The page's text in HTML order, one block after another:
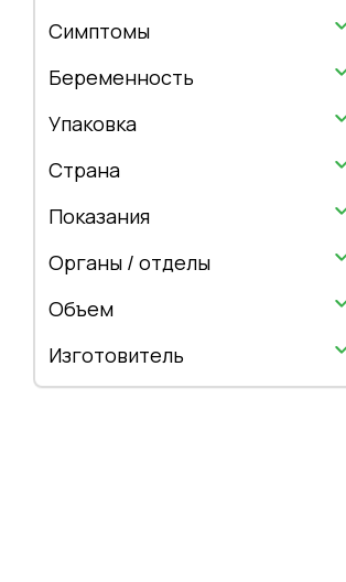
Симптомы
Беременность
Упаковка
Страна
Показания
Органы / отделы
Объем
Изготовитель